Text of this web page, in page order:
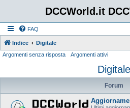
DCCWorld.it
FAQ
Indice Digitale
Argomenti senza risposta Argomenti attivi
Digitale
Forum